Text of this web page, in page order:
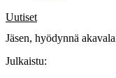
Uutiset
Jäsen, hyödynnä
Julkaistu: